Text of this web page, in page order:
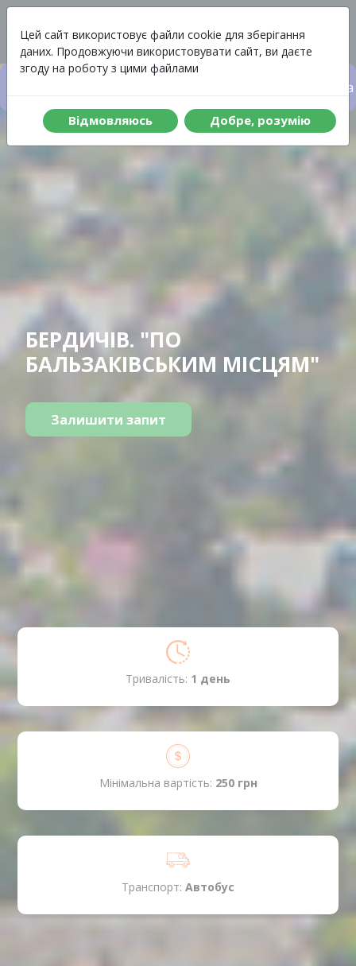
Цей сайт використовує файли cookie для зберігання
даних. Продовжуючи використовувати сайт, ви даєте
згоду на роботу з цими файлами
Вiдмовляюсь Добре, розумiю
Меню Вартість
БЕРДИЧІВ. "ПО
БАЛЬЗАКІВСЬКИМ МІСЦЯМ"
Залишити запит
Тривалість: 1 день
Мінімальна вартість: 250 грн
Транспорт: Автобус